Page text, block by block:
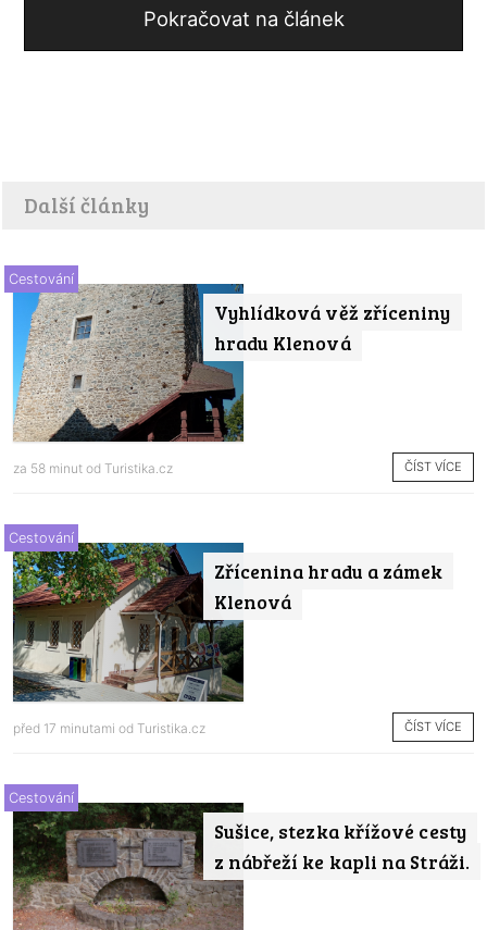
Pokračovat na článek
Další články
Vyhlídková věž zříceniny
hradu Klenová
Cestování
za 58 minut od Turistika.cz ČÍST VÍCE
Zřícenina hradu a zámek
Klenová
Cestování
před 17 minutami od Turistika.cz ČÍST VÍCE
Sušice, stezka křížové cesty
z nábřeží ke kapli na Stráži.
Cestování